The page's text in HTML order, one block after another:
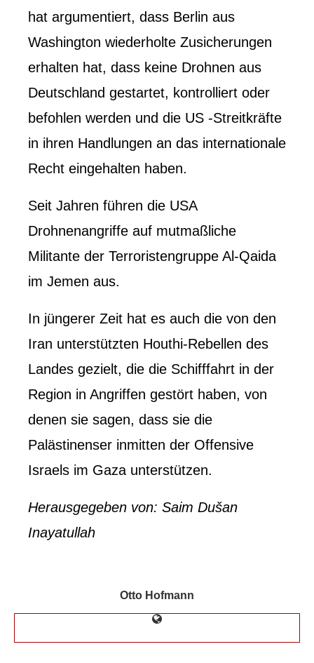
hat argumentiert, dass Berlin aus
Washington wiederholte Zusicherungen
erhalten hat, dass keine Drohnen aus
Deutschland gestartet, kontrolliert oder
befohlen werden und die US -Streitkräfte
in ihren Handlungen an das internationale
Recht eingehalten haben.
Seit Jahren führen die USA
Drohnenangriffe auf mutmaßliche
Militante der Terroristengruppe Al-Qaida
im Jemen aus.
In jüngerer Zeit hat es auch die von den
Iran unterstützten Houthi-Rebellen des
Landes gezielt, die die Schifffahrt in der
Region in Angriffen gestört haben, von
denen sie sagen, dass sie die
Palästinenser inmitten der Offensive
Israels im Gaza unterstützen.
Herausgegeben von: Saim Dušan
Inayatullah
Otto Hofmann